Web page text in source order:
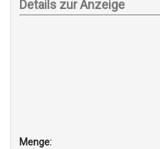
Details zur Anzeige
Menge: